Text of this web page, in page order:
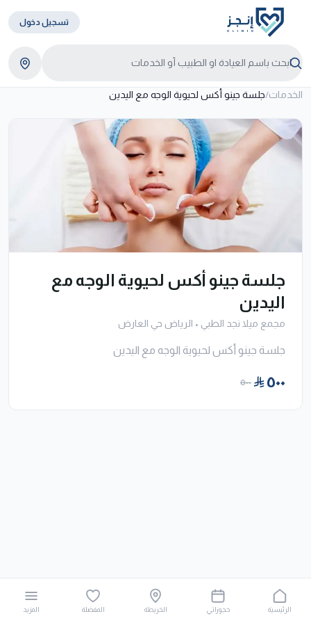
تسجيل دخول
الخدمات/جلسة جينو أكس لحيوية الوجه مع اليدين
جلسة جينو أكس لحيوية الوجه مع
اليدين
مجمع ميلا نجد الطبي • الرياض حي العارض
جلسة جينو أكس لحيوية الوجه مع اليدين
٥٠٠ ٥٠٠
الرئيسية حجوزاتي الخريطة المفضلة المزيد